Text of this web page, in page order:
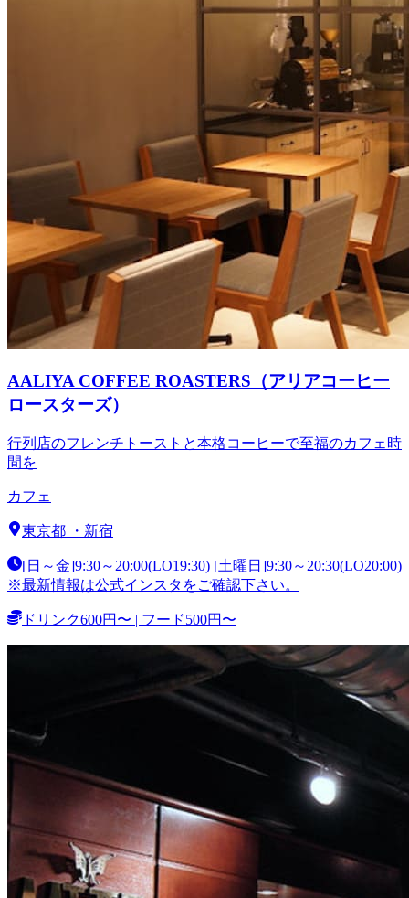
AALIYA COFFEE ROASTERS（アリアコーヒー
ロースターズ）
行列店のフレンチトーストと本格コーヒーで至福のカフェ時
間を
カフェ
東京都 ・ 新宿
[日～金]9:30～20:00(LO19:30) [土曜日]9:30～20:30(LO20:00)
※最新情報は公式インスタをご確認下さい。
ドリンク600円〜 | フード500円〜